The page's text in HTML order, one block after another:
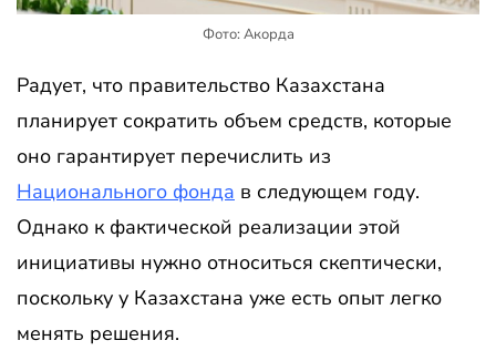
Фото: Акорда
Радует, что правительство Казахстана
планирует сократить объем средств, которые
оно гарантирует перечислить из
Национального фонда в следующем году.
Однако к фактической реализации этой
инициативы нужно относиться скептически,
поскольку у Казахстана уже есть опыт легко
менять решения.